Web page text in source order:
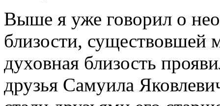
Выше я уже говорил о
близости,
духовная близость
друзья Самуила